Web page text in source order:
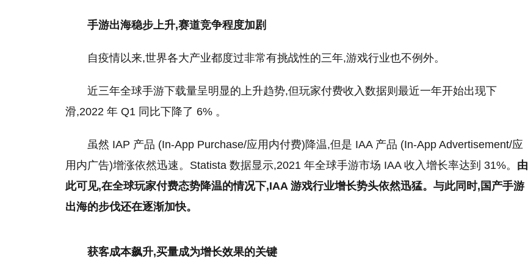
手游出海稳步上升,赛道竞争程度加剧
自疫情以来,世界各大产业都度过非常有挑战性的三年,游戏行业也不例外。
近三年全球手游下载量呈明显的上升趋势,但玩家付费收入数据则最近一年开始出现下
滑,2022 年 Q1 同比下降了 6% 。
虽然 IAP 产品 (In-App Purchase/应用内付费)降温,但是 IAA 产品 (In-App Advertisement/应
用内广告)增涨依然迅速。Statista 数据显示,2021 年全球手游市场 IAA 收入增长率达到 31%。 由
此可见,在全球玩家付费态势降温的情况下,IAA 游戏行业增长势头依然迅猛。与此同时,国产手游
出海的步伐还在逐渐加快。
获客成本飙升,买量成为增长效果的关键